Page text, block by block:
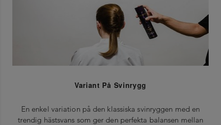
Variant På Svinrygg
En enkel variation på den klassiska svinryggen med en
trendig hästsvans som ger den perfekta balansen mellan